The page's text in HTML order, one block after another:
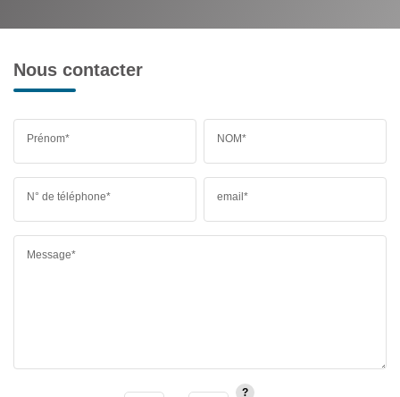
Nous contacter
Prénom* NOM*
N° de téléphone* email*
Message*